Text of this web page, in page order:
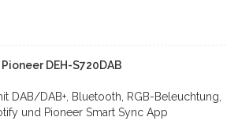
Pioneer DEH-S720DAB
DAB/DAB+, Bluetooth, RGB-Beleuchtung,
und Pioneer Smart Sync App